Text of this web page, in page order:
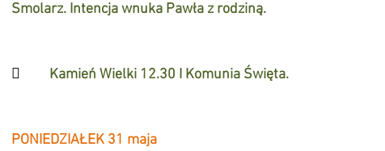
Smolarz. Intencja wnuka Pawła z rodziną.
 Kamień Wielki 12.30 I Komunia Święta.
PONIEDZIAŁEK 31 maja